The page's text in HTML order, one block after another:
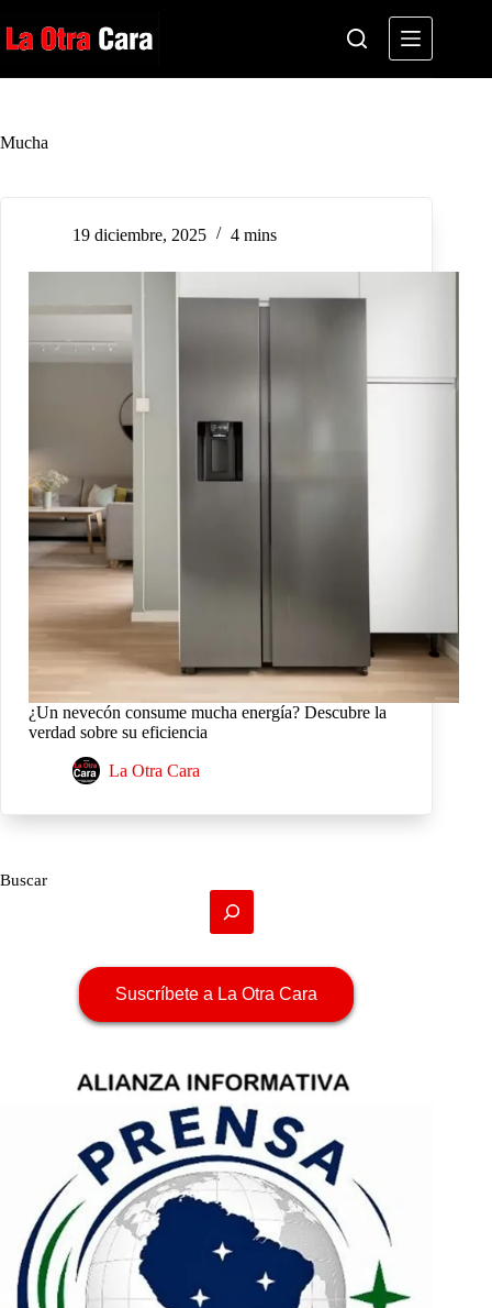
al
contenido
Mucha
19 diciembre, 2025 4 mins
¿Un nevecón consume mucha energía? Descubre la
verdad sobre su eficiencia
La Otra Cara
Buscar
Suscríbete a La Otra Cara